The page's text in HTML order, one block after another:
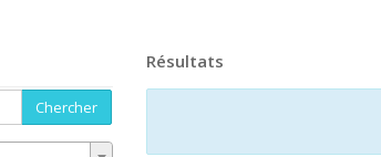
Chercher
Résultats